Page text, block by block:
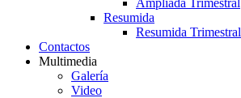
Ampliada Trimestral
Resumida
Resumida Trimestral
Contactos
Multimedia
Galería
Video